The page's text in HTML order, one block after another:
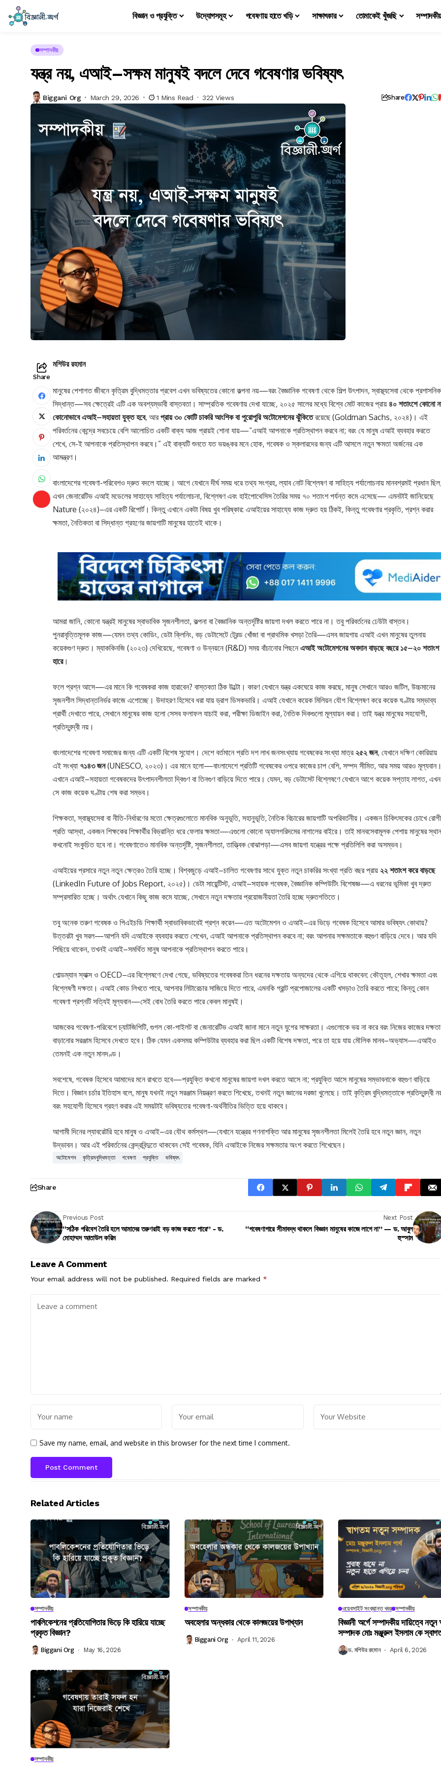
বিজ্ঞান ও প্রযুক্তি উদ্যোগসমূহ গবেষণায় হাতে খড়ি সাক্ষাৎকার তোমাকেই খুঁজছি
সম্পাদকীয়
যন্ত্র নয়, এআই–সক্ষম মানুষই বদলে দেবে গবেষণার ভবিষ্যৎ
Biggani Org March 29, 2026 1 Mins Read 322 Views Share
Share
মশিউর রহমান
মানুষের পেশাগত জীবনে কৃত্রিম বুদ্ধিমত্তার প্রবেশ এখন ভবিষ্যতের কোনো কল্পনা নয়—বরং বৈজ্ঞানিক গবেষণা থেকে শিল্প উৎপাদন, স্বাস্থ্যসেবা থেকে প্রশাসনিক
সিদ্ধান্ত—সব ক্ষেত্রেই এটি এক অবশ্যম্ভাবী বাস্তবতা। সাম্প্রতিক গবেষণায় দেখা যাচ্ছে, ২০২৫ সালের মধ্যে বিশ্বে মোট কাজের প্রায় ৪০ শতাংশে কোনো
কোনোভাবে এআই–সহায়তা যুক্ত হবে, আরপ্রায় ৩০ কোটি চাকরি আংশিক বা পুরোপুরি অটোমেশনের ঝুঁকিতেরয়েছে (Goldman Sachs, ২০২৪)। এই
পরিবর্তনের কেন্দ্রে সবচেয়ে বেশি আলোচিত একটি বাক্য আজ প্রায়ই শোনা যায়—“এআই আপনাকে প্রতিস্থাপন করবে না; বরং যে মানুষ এআই ব্যবহার করতে
শেখে, সে-ই আপনাকে প্রতিস্থাপন করবে।” এই বাক্যটি শুনতে যত ভয়ঙ্কর মনে হোক, গবেষক ও স্কলারদের জন্য এটি আসলে নতুন ক্ষমতা অর্জনের এক
আমন্ত্রণ।
বাংলাদেশের গবেষণা-পরিবেশও দ্রুত বদলে যাচ্ছে। আগে যেখানে দীর্ঘ সময় ধরে তথ্য সংগ্রহ, ল্যাব নোট বিশ্লেষণ বা সাহিত্য পর্যালোচনায় মানবশ্রমই প্রধান
এখন জেনারেটিভ এআই মডেলের সাহায্যে সাহিত্য পর্যালোচনা, বিশ্লেষণ এবং হাইপোথেসিস তৈরির সময় ৭০ শতাংশ পর্যন্ত কমে এসেছে— এমনটাই জানিয়েছে
Nature (২০২৪)–এর একটি রিপোর্ট। কিন্তু এখানে একটা বিষয় খুব পরিষ্কার: এআইয়ের সাহায্যে কাজ দ্রুত হয় ঠিকই, কিন্তু গবেষণার প্রকৃতি, প্রশ্ন করার
ক্ষমতা, নৈতিকতা বা সিদ্ধান্ত গ্রহণের জায়গাটি মানুষের হাতেই থাকে।
আমরা জানি, কোনো যন্ত্রই মানুষের স্বাভাবিক সৃজনশীলতা, কল্পনা বা বৈজ্ঞানিক অন্তর্দৃষ্টির জায়গা দখল করতে পারে না। তবু পরিবর্তনের ঢেউটা বাস্তব।
পুনরাবৃত্তিমূলক কাজ—যেমন তথ্য কোডিং, ডেটা ক্লিনিং, বড় ডেটাসেটে ট্রেন্ড খোঁজা বা প্রাথমিক খসড়া তৈরি—এসব জায়গায় এআই এখন মানুষের তুলনায়
কয়েকগুণ দ্রুত। ম্যাককিনজি (২০২৩) দেখিয়েছে, গবেষণা ও উন্নয়নে (R&D) সময় বাঁচানোর পিছনে এআই অটোমেশনের অবদান বাড়ছে বছরে ১৫–২০ শতাংশ
হারে।
ফলে প্রশ্ন আসে—এর মানে কি গবেষকরা কাজ হারাবেন? বাস্তবতা ঠিক উল্টো। কারণ যেখানে যন্ত্র একঘেয়ে কাজ করছে, মানুষ সেখানে আরও জটিল, উচ্চমানের
সৃজনশীল সিদ্ধান্তনির্ভর কাজে এগোচ্ছে। উদাহরণ হিসেবে ধরা যায় ড্রাগ ডিসকভারি। এআই যেখানে কয়েক মিলিয়ন যৌগ বিশ্লেষণ করে কয়েক ঘণ্টায় সম্ভাব্য
প্রার্থী দেখাতে পারে, সেখানে মানুষের কাজ হলো সেসব ফলাফল যাচাই করা, পরীক্ষা ডিজাইন করা, নৈতিক দিকগুলো মূল্যায়ন করা। তাই যন্ত্র মানুষের সহযোগী,
প্রতিদ্বন্দ্বী নয়।
বাংলাদেশের গবেষণা সমাজের জন্য এটি একটি বিশেষ সুযোগ। দেশে বর্তমানে প্রতি দশ লাখ জনসংখ্যায় গবেষকের সংখ্যা মাত্র২৫২ জন, যেখানে দক্ষিণ কোরিয়ায়
এই সংখ্যা ৭১৪৩ জন(UNESCO, ২০২৩)। এর মানে হলো—বাংলাদেশে প্রতিটি গবেষকের ওপরে কাজের চাপ বেশি, সম্পদ সীমিত, আর সময় আরও
এখানে এআই–সহায়তা গবেষকদের উৎপাদনশীলতা দ্বিগুণ বা তিনগুণ বাড়িয়ে দিতে পারে। যেমন, বড় ডেটাসেট বিশ্লেষণে যেখানে আগে কয়েক সপ্তাহ লাগত, এখন
সে কাজ কয়েক ঘণ্টায় শেষ করা সম্ভব।
শিক্ষকতা, স্বাস্থ্যসেবা বা নীতি-নির্ধারণের মতো ক্ষেত্রগুলোতে মানবিক অনুভূতি, সহানুভূতি, নৈতিক বিচারের জায়গাটি অপরিবর্তনীয়। একজন চিকিৎসকের চোখে
প্রতি আস্থা, একজন শিক্ষকের শিক্ষার্থীর বিভ্রান্তি ধরে ফেলার ক্ষমতা—এগুলো কোনো অ্যালগরিদমের নাগালের বাইরে। তাই মানবসেবামূলক পেশায় মানুষের স্থান
কখনোই সংকুচিত হবে না। গবেষণাতেও মানবিক অন্তর্দৃষ্টি, সৃজনশীলতা, তাত্ত্বিক বোঝাপড়া—এসব জায়গা যন্ত্রের পক্ষে প্রতিলিপি করা অসম্ভব।
এআইয়ের প্রসারে নতুন নতুন ক্ষেত্রও তৈরি হচ্ছে। বিশ্বজুড়ে এআই–চালিত গবেষণার সাথে যুক্ত নতুন চাকরির সংখ্যা প্রতি বছর প্রায় ২২ শতাংশ করে বাড়ছে
(LinkedIn Future of Jobs Report, ২০২৫)। ডেটা সায়েন্টিস্ট, এআই–সহায়ক গবেষক, বৈজ্ঞানিক কম্পিউটিং বিশেষজ্ঞ—এ ধরনের ভূমিকা খুব দ্রুত
সম্প্রসারিত হচ্ছে। অর্থাৎ যেখানে কিছু কাজ কমে যাচ্ছে, সেখানে নতুন দক্ষতার প্রয়োজনীয়তা তৈরি হচ্ছে দ্রুতগতিতে।
তবু অনেক তরুণ গবেষক ও পিএইচডি শিক্ষার্থী স্বাভাবিকভাবেই প্রশ্ন করেন—এত অটোমেশন ও এআই–এর ভিড়ে গবেষক হিসেবে আমার ভবিষ্যৎ কোথায়?
উত্তরটা খুব সরল—আপনি যদি এআইকে ব্যবহার করতে শেখেন, এআই আপনাকে প্রতিস্থাপন করবে না; বরং আপনার সক্ষমতাকে বহুগুণ বাড়িয়ে দেবে। আর যদি
পিছিয়ে থাকেন, তখনই এআই–সমর্থিত মানুষ আপনাকে প্রতিস্থাপন করতে পারে।
গোল্ডম্যান স্যাক্স ও OECD–এর বিশ্লেষণে দেখা গেছে, ভবিষ্যতের গবেষকরা তিন ধরনের দক্ষতায় অন্যদের থেকে এগিয়ে থাকবেন: কৌতূহল, শেখার ক্ষমতা এবং
বিশ্লেষণী দক্ষতা। এআই কোড লিখতে পারে, আপনার লিটারেচার সাজিয়ে দিতে পারে, এমনকি গ্রান্ট প্রপোজালের একটি খসড়াও তৈরি করতে পারে; কিন্তু কোন
গবেষণা প্রশ্নটি সত্যিই মূল্যবান—সেই বোধ তৈরি করতে পারে কেবল মানুষই।
আজকের গবেষণা-পরিবেশে চ্যাটজিপিটি, গুগল কো-পাইলট বা জেনারেটিভ এআই জানা মানে নতুন যুগের সাক্ষরতা। এগুলোকে ভয় না করে বরং নিজের কাজের দক্ষতা
বাড়ানোর সরঞ্জাম হিসেবে দেখতে হবে। ঠিক যেমন একসময় কম্পিউটার ব্যবহার করা ছিল একটি বিশেষ দক্ষতা, পরে তা হয়ে যায় মৌলিক মানব–অভ্যাস—এআইও
তেমনই এক নতুন মানদণ্ড।
সবশেষে, গবেষক হিসেবে আমাদের মনে রাখতে হবে—প্রযুক্তি কখনো মানুষের জায়গা দখল করতে আসে না; প্রযুক্তি আসে মানুষের সম্ভাবনাকে বহুগুণ বাড়িয়ে
দিতে। বিজ্ঞান চর্চার ইতিহাস বলে, মানুষ যখনই নতুন সরঞ্জাম নিয়ন্ত্রণ করতে শিখেছে, তখনই নতুন জ্ঞানের দরজা খুলেছে। তাই কৃত্রিম বুদ্ধিমত্তাকে প্রতিদ্বন্দ্বী
বরং সহযোগী হিসেবে গ্রহণ করার এই সময়টাই ভবিষ্যতের গবেষণা-অর্থনীতির ভিত্তি হয়ে থাকবে।
আগামী দিনের ল্যাবরেটরি হবে মানুষ ও এআই–এর যৌথ কর্মস্থল—যেখানে যন্ত্রের গণনাশক্তি আর মানুষের সৃজনশীলতা মিলেই তৈরি হবে নতুন জ্ঞান, নতুন
উদ্ভাবন। আর এই পরিবর্তনের কেন্দ্রবিন্দুতে থাকবেন সেই গবেষক, যিনি এআইকে নিজের সক্ষমতার অংশ করতে শিখেছেন।
অটোমেশন কৃত্রিমবুদ্ধিমত্তা গবেষণা প্রযুক্তি ভবিষ্যৎ
Share
Previous Post
“সঠিক পরিবেশ তৈরি হলে আমাদের তরুণরাই বড় কাজ করতে পারে” - ড.
মোহাম্মদ আতাউল করিম
Next Post
“গবেষণাগারে সীমাবদ্ধ থাকলে বিজ্ঞান মানুষের কাজে লাগে না” — ড. আবুল
হুস্সাম
Leave A Comment
Your email address will not be published. Required fields are marked *
Save my name, email, and website in this browser for the next time I comment.
Related Articles
সম্পাদকীয়
পাবলিকেশনের প্রতিযোগিতার ভিড়ে কি হারিয়ে যাচ্ছে
প্রকৃত বিজ্ঞান?
Biggani Org May 16, 2026
সম্পাদকীয়
অবহেলার অন্ধকার থেকে কালজয়ের উপাখ্যান
Biggani Org April 11, 2026
ওয়েবসাইট সংক্রান্ত খবর সম্পাদকীয়
বিজ্ঞানী অর্গে সম্পাদকীয় দায়িত্বে
সম্পাদক মোঃ মঞ্জুরুল ইসলাম কে
ড. মশিউর রহমান April 6, 2026
সম্পাদকীয়